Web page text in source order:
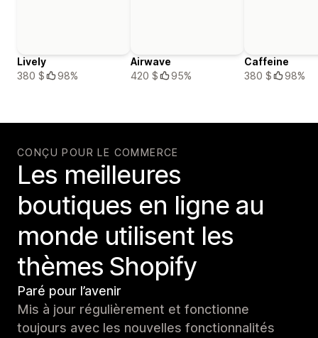
Lively
380 $
98%
Airwave
420 $
95%
Caffeine
380 $
98%
CONÇU POUR LE COMMERCE
Les meilleures
boutiques en ligne au
monde utilisent les
thèmes Shopify
Paré pour l’avenir
Mis à jour régulièrement et fonctionne
toujours avec les nouvelles fonctionnalités